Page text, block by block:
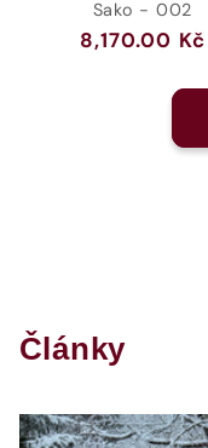
Sako - 002
Běžná
8,170.00 Kč
Články